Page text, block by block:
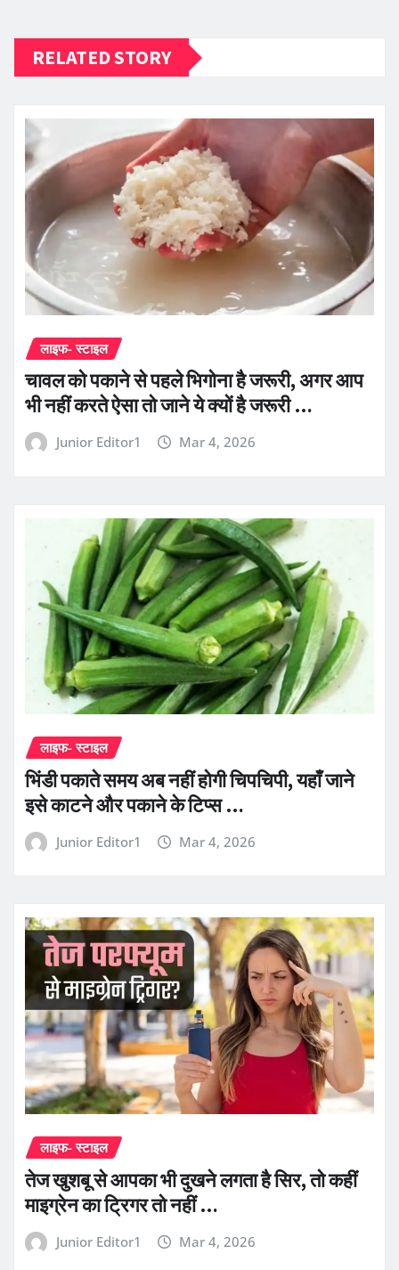
RELATED STORY
लाइफ- स्टाइल
चावल को पकाने से पहले भिगोना है जरूरी, अगर आप
भी नहीं करते ऐसा तो जाने ये क्यों है जरूरी …
Junior Editor1 Mar 4, 2026
लाइफ- स्टाइल
भिंडी पकाते समय अब नहीं होगी चिपचिपी, यहाँ जाने
इसे काटने और पकाने के टिप्स …
Junior Editor1 Mar 4, 2026
लाइफ- स्टाइल
तेज खुशबू से आपका भी दुखने लगता है सिर, तो कहीं
माइग्रेन का ट्रिगर तो नहीं …
Junior Editor1 Mar 4, 2026